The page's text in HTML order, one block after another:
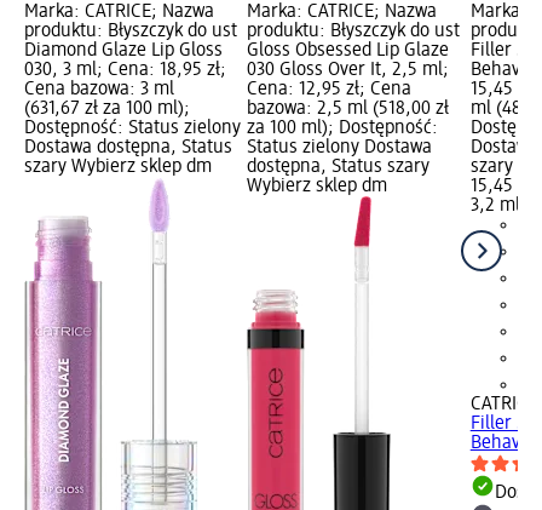
Marka: CATRICE; Nazwa
produktu: Błyszczyk do ust
Diamond Glaze Lip Gloss
030, 3 ml; Cena: 18,95 zł;
Cena bazowa: 3 ml
(631,67 zł za 100 ml);
Dostępność: Status zielony
Dostawa dostępna, Status
szary Wybierz sklep dm
Marka: CATRICE; Nazwa
produktu: Błyszczyk do ust
Gloss Obsessed Lip Glaze
030 Gloss Over It, 2,5 ml;
Cena: 12,95 zł; Cena
bazowa: 2,5 ml (518,00 zł
za 100 ml); Dostępność:
Status zielony Dostawa
dostępna, Status szary
Wybierz sklep dm
Marka:
Filler
15,45
ml
szary
15,45 zł
3,2 ml
CATRICE
Filler
Behave,